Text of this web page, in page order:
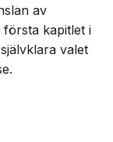
av
kapitlet i
valet